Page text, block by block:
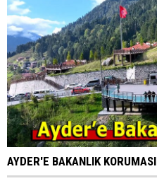
AYDER'E BAKANLIK KORUMASI